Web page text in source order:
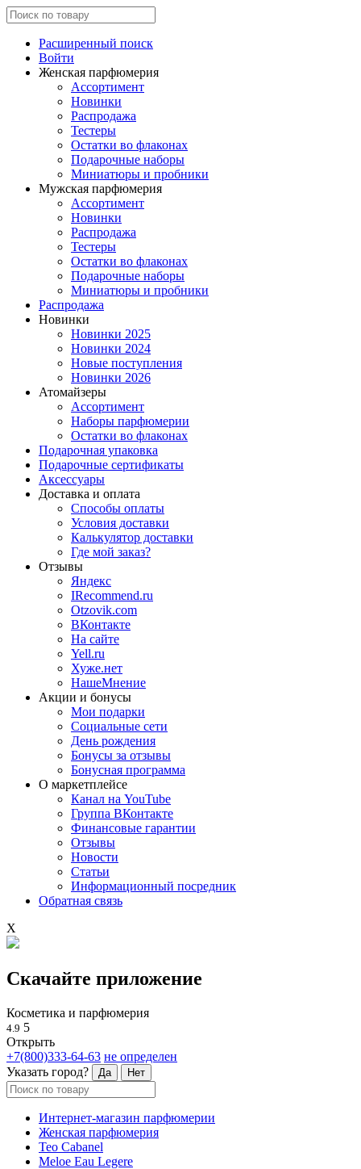
Расширенный поиск
Войти
Женская парфюмерия
Ассортимент
Новинки
Распродажа
Тестеры
Остатки во флаконах
Подарочные наборы
Миниатюры и пробники
Мужская парфюмерия
Ассортимент
Новинки
Распродажа
Тестеры
Остатки во флаконах
Подарочные наборы
Миниатюры и пробники
Распродажа
Новинки
Новинки 2025
Новинки 2024
Новые поступления
Новинки 2026
Атомайзеры
Ассортимент
Наборы парфюмерии
Остатки во флаконах
Подарочная упаковка
Подарочные сертификаты
Аксессуары
Доставка и оплата
Способы оплаты
Условия доставки
Калькулятор доставки
Где мой заказ?
Отзывы
Яндекс
IRecommend.ru
Otzovik.com
ВКонтакте
На сайте
Yell.ru
Хуже.нет
НашеМнение
Акции и бонусы
Мои подарки
Социальные сети
День рождения
Бонусы за отзывы
Бонусная программа
О маркетплейсе
Канал на YouTube
Группа ВКонтакте
Финансовые гарантии
Отзывы
Новости
Статьи
Информационный посредник
Обратная связь
X
Скачайте приложение
Косметика и парфюмерия
4.9 5
Открыть
+7(800)333-64-63 не определен
Указать город?
Да Нет
Интернет-магазин парфюмерии
Женская парфюмерия
Teo Cabanel
Meloe Eau Legere